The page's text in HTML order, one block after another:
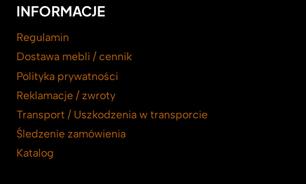
INFORMACJE
Regulamin
Dostawa mebli / cennik
Polityka prywatności
Reklamacje / zwroty
Transport / Uszkodzenia w transporcie
Śledzenie zamówienia
Katalog